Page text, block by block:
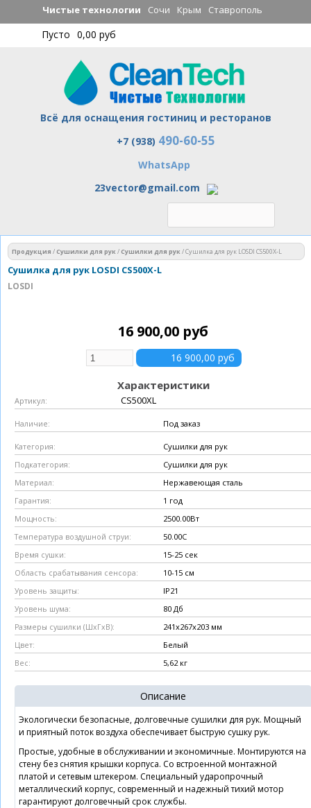
Перейти к
основному
содержанию
Чистые технологии Сочи Крым Ставрополь
Пусто 0,00 руб
Всё для оснащения гостиниц и ресторанов
Чистые технологии
+7 (938) 490-60-55
WhatsApp
23vector@gmail.com
Вы здесь
Продукция / Сушилки для рук/ Сушилки для рук/Сушилка для рук LOSDI CS500X-L
Сушилка для рук LOSDI CS500X-L
LOSDI
16 900,00 руб
Характеристики
Артикул: CS500XL
Наличие: Под заказ
Категория: Сушилки для рук
Подкатегория: Сушилки для рук
Материал: Нержавеющая сталь
Гарантия: 1 год
Мощность: 2500.00Вт
Температура воздушной струи: 50.00C
Время сушки: 15-25 сек
Область срабатывания сенсора: 10-15 см
Уровень защиты: IP21
Уровень шума: 80 Дб
Размеры сушилки (ШxГхВ): 241x267x203 мм
Цвет: Белый
Вес: 5,62 кг
Описание
Экологически безопасные, долговечные сушилки для рук. Мощный
и приятный поток воздуха обеспечивает быструю сушку рук.
Простые, удобные в обслуживании и экономичные. Монтируются на
стену без снятия крышки корпуса. Со встроенной монтажной
платой и сетевым штекером. Специальный ударопрочный
металлический корпус, современный и надежный тихий мотор
гарантируют долговечный срок службы.